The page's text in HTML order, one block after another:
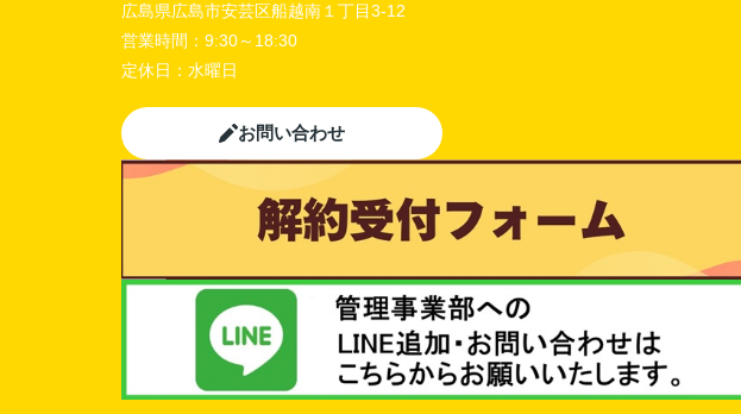
広島県広島市安芸区船越南１丁目3-12
営業時間： 9:30～18:30
定休日： 水曜日
お問い合わせ